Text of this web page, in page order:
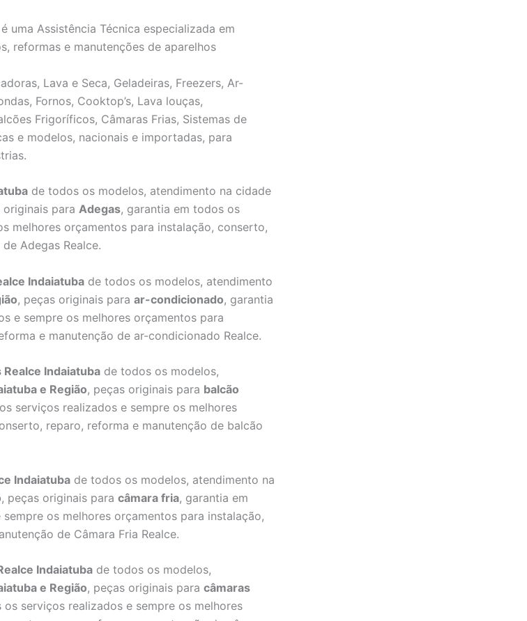
é uma Assistência Técnica especializada em
reformas e manutenções de aparelhos
Lava e Seca, Geladeiras, Freezers, Ar-
Fornos, Cooktop’s, Lava louças,
Frigoríficos, Câmaras Frias, Sistemas de
e modelos, nacionais e importadas, para
de todos os modelos, atendimento na cidade
originais para Adegas, garantia em todos os
melhores orçamentos para instalação, conserto,
Adegas Realce.
Indaiatuba de todos os modelos, atendimento
, peças originais para ar-condicionado, garantia
e sempre os melhores orçamentos para
e manutenção de ar-condicionado Realce.
Indaiatuba de todos os modelos,
e Região, peças originais para balcão
serviços realizados e sempre os melhores
reparo, reforma e manutenção de balcão
Indaiatuba de todos os modelos, atendimento na
, peças originais para câmara fria, garantia em
os melhores orçamentos para instalação,
de Câmara Fria Realce.
Indaiatuba de todos os modelos,
e Região, peças originais para câmaras
serviços realizados e sempre os melhores